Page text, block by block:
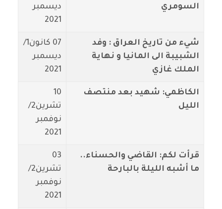
السومري
ديسمبر
2021
شيء من تاريخ العراق : وفد
الشبيبة الى المانيا و نهاية
الملك غازي
07 كانون1/
ديسمبر
2021
الكاظمي: شهيد بعد منتصف
الليل
10
تشرين2/
نوفمبر
2021
قرأت لكم: القاضي والحسناء..
ما أشبه الليلة بالبارحة
03
تشرين2/
نوفمبر
2021